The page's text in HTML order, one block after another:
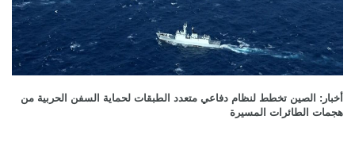
أخبار: الصين تخطط لنظام دفاعي متعدد الطبقات لحماية السفن الحربية من
هجمات الطائرات المسيرة